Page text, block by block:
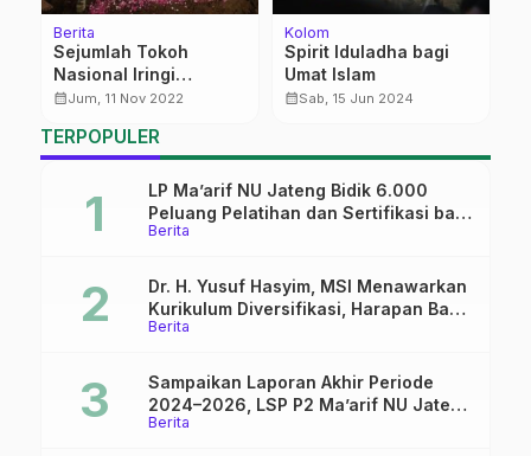
Berita
Sejumlah Tokoh
Nasional Iringi
Pemakaman Nyai Hj
calendar_monthJum, 11 Nov 2022
Kolom
Spirit Iduladha bagi
Umat Islam
calendar_monthSab, 15 Jun 2024
TERPOPULER
Berita
LP Ma’arif NU Jateng Bidik 6.000
Peluang Pelatihan dan Sertifikasi bagi
Lulusan SMK
Berita
Dr. H. Yusuf Hasyim, MSI Menawarkan
Kurikulum Diversifikasi, Harapan Baru
dalam dunia pendidikan
Berita
Sampaikan Laporan Akhir Periode
2024–2026, LSP P2 Ma’arif NU Jateng
Mantapkan Sinergi Link and Match